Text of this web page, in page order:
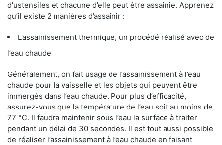
d'ustensiles et chacune d’elle peut être assainie. Apprenez
qu’il existe 2 manières d’assainir :
L’assainissement thermique, un procédé réalisé avec de
l’eau chaude
Généralement, on fait usage de l’assainissement à l’eau
chaude pour la vaisselle et les objets qui peuvent être
immergés dans l’eau chaude. Pour plus d’efficacité,
assurez-vous que la température de l’eau soit au moins de
77 °C. Il faudra maintenir sous l’eau la surface à traiter
pendant un délai de 30 secondes. Il est tout aussi possible
de réaliser l’assainissement à l’eau chaude en faisant